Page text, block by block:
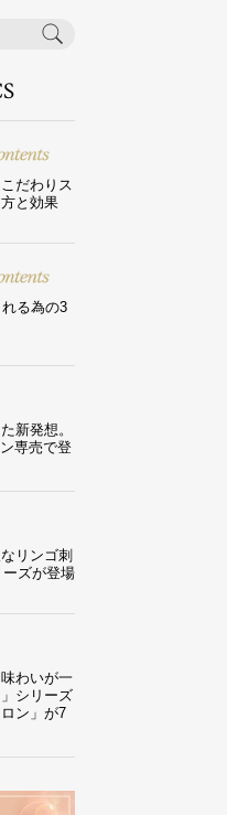
だわりス
と効果
る為の3
新発想。
専売で登
リンゴ刺
ズが登場
わいが一
シリーズ
ン」が7